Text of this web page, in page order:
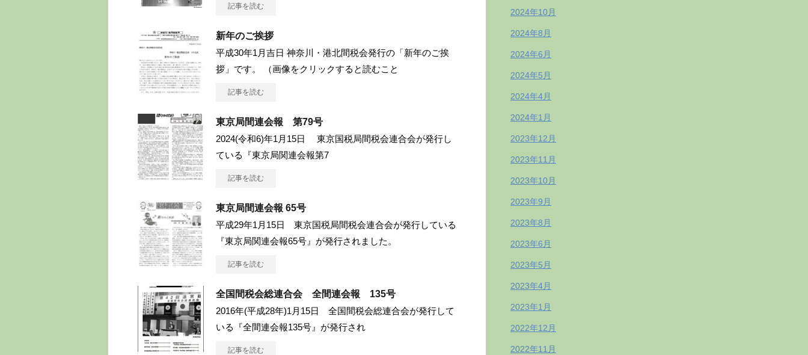
記事を読む
新年のご挨拶
平成30年1月吉日 神奈川・港北間税会発行の「新年のご挨
拶」です。 （画像をクリックすると読むこと
記事を読む
東京局間連会報 第79号
2024(令和6)年1月15日 東京国税局間税会連合会が発行し
ている『東京局関連会報第7
記事を読む
東京局間連会報 65号
平成29年1月15日 東京国税局間税会連合会が発行している
『東京局関連会報65号』が発行されました。
記事を読む
全国間税会総連合会 全間連会報 135号
2016年(平成28年)1月15日 全国間税会総連合会が発行して
いる『全間連会報135号』が発行され
記事を読む
2024年10月
2024年8月
2024年6月
2024年5月
2024年4月
2024年1月
2023年12月
2023年11月
2023年10月
2023年9月
2023年8月
2023年6月
2023年5月
2023年4月
2023年1月
2022年12月
2022年11月